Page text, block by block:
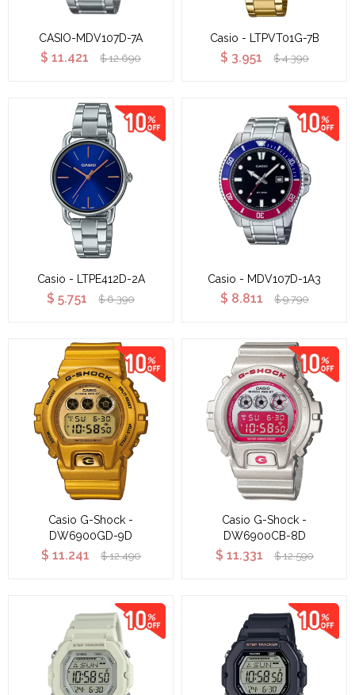
CASIO-MDV107D-7A
$ 11.421 $ 12.690
Casio - LTPVT01G-7B
$ 3.951 $ 4.390
Casio - LTPE412D-2A
$ 5.751 $ 6.390
Casio - MDV107D-1A3
$ 8.811 $ 9.790
Casio G-Shock -
DW6900GD-9D
$ 11.241 $ 12.490
Casio G-Shock -
DW6900CB-8D
$ 11.331 $ 12.590